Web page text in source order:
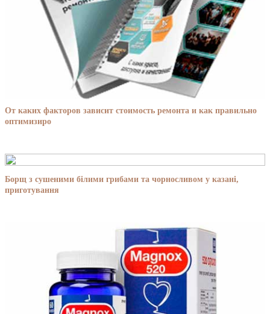
От каких факторов зависит стоимость ремонта и как правильно
оптимизиро
Борщ з сушеними білими грибами та чорносливом у казані,
приготування